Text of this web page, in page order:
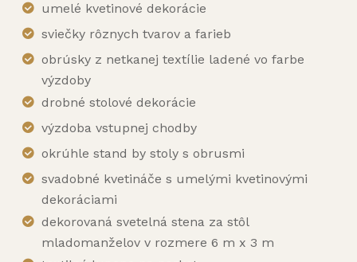
umelé kvetinové dekorácie
sviečky rôznych tvarov a farieb
obrúsky z netkanej textílie ladené vo farbe
výzdoby
drobné stolové dekorácie
výzdoba vstupnej chodby
okrúhle stand by stoly s obrusmi
svadobné kvetináče s umelými kvetinovými
dekoráciami
dekorovaná svetelná stena za stôl
mladomanželov v rozmere 6 m x 3 m